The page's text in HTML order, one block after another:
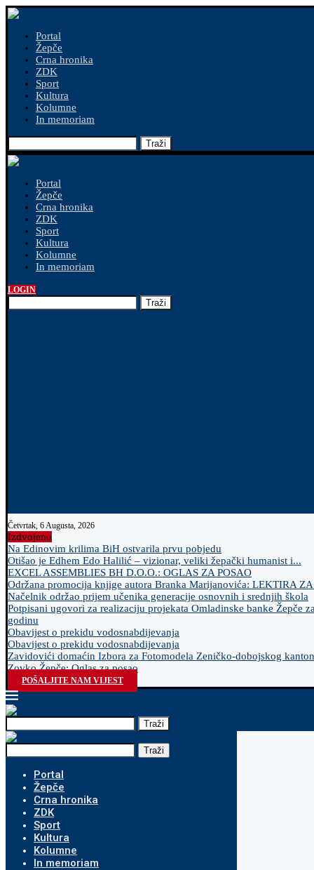
Portal
Žepče
Crna hronika
ZDK
Sport
Kultura
Kolumne
In memoriam
Traži
Portal
Žepče
Crna hronika
ZDK
Sport
Kultura
Kolumne
In memoriam
LOGIN
Traži
Četvrtak, 6 Augusta, 2026
Izdvojeno
Na Edinovim krilima BiH ostvarila prvu pobjedu
Otišao je Edhem Edo Halilić – vizionar, veliki žepački humanist i...
EXCEL ASSEMBLIES BH D.O.O.: OGLAS ZA POSAO
Održana promocija knjige autora Branka Marijanovića: LEKTIRA
Načelnik održao prijem učenika generacije osnovnih i srednjih škola
Potpisani ugovori za realizaciju projekata Omladinske banke Žepče
godinu
Obavijest o prekidu vodosnabdijevanja
Obavijest o prekidu vodosnabdijevanja
Zavidovići domaćin Izbora za Fotomodela Zeničko-dobojskog
Zovko Žepče: Oglas za posao
POŠALJITE NAM VIJEST
Traži
Traži
Portal
Žepče
Crna hronika
ZDK
Sport
Kultura
Kolumne
In memoriam